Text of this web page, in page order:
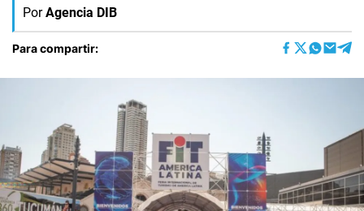
Por Agencia DIB
Para compartir: